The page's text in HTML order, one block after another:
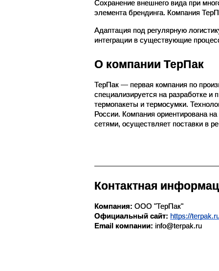
Сохранение внешнего вида при
элемента брендинга. Компания
Адаптация под регулярную
интеграции в существующие
О компании ТерПак
ТерПак — первая компания по
специализируется на разработке и
термопакеты и термосумки.
России. Компания ориентирована
сетями, осуществляет поставки в
Контактная
Компания: ООО "ТерПак"
Официальный сайт: https://
Email компании: info@terpak.ru